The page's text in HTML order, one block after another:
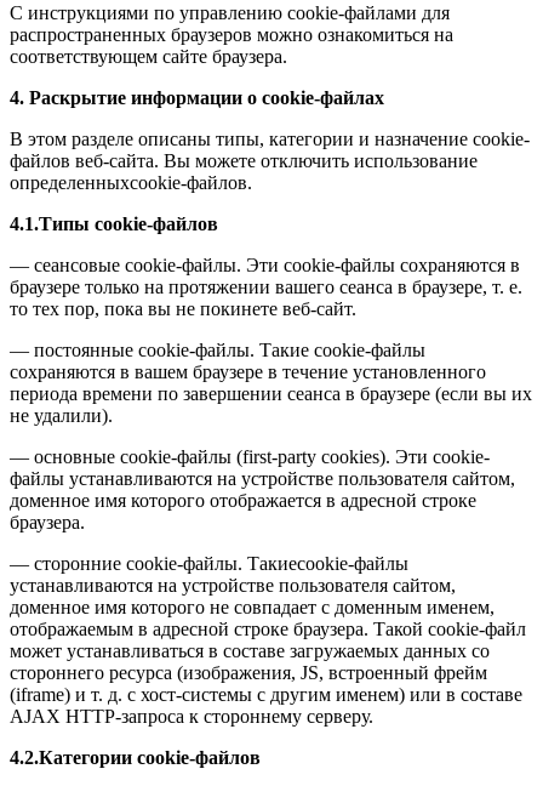
С инструкциями по управлению cookie-файлами для
распространенных браузеров можно ознакомиться на
соответствующем сайте браузера.
4. Раскрытие информации о cookie-файлах
В этом разделе описаны типы, категории и назначение cookie-
файлов веб-сайта. Вы можете отключить использование
определенныхcookie-файлов.
4.1.Типы cookie-файлов
— сеансовые cookie-файлы. Эти cookie-файлы сохраняются в
браузере только на протяжении вашего сеанса в браузере, т. е.
то тех пор, пока вы не покинете веб-сайт.
— постоянные cookie-файлы. Такие cookie-файлы
сохраняются в вашем браузере в течение установленного
периода времени по завершении сеанса в браузере (если вы их
не удалили).
— основные cookie-файлы (first-party cookies). Эти cookie-
файлы устанавливаются на устройстве пользователя сайтом,
доменное имя которого отображается в адресной строке
браузера.
— сторонние cookie-файлы. Такиеcookie-файлы
устанавливаются на устройстве пользователя сайтом,
доменное имя которого не совпадает с доменным именем,
отображаемым в адресной строке браузера. Такой cookie-файл
может устанавливаться в составе загружаемых данных со
стороннего ресурса (изображения, JS, встроенный фрейм
(iframe) и т. д. с хост-системы с другим именем) или в составе
AJAX HTTP-запроса к стороннему серверу.
4.2.Категории cookie-файлов